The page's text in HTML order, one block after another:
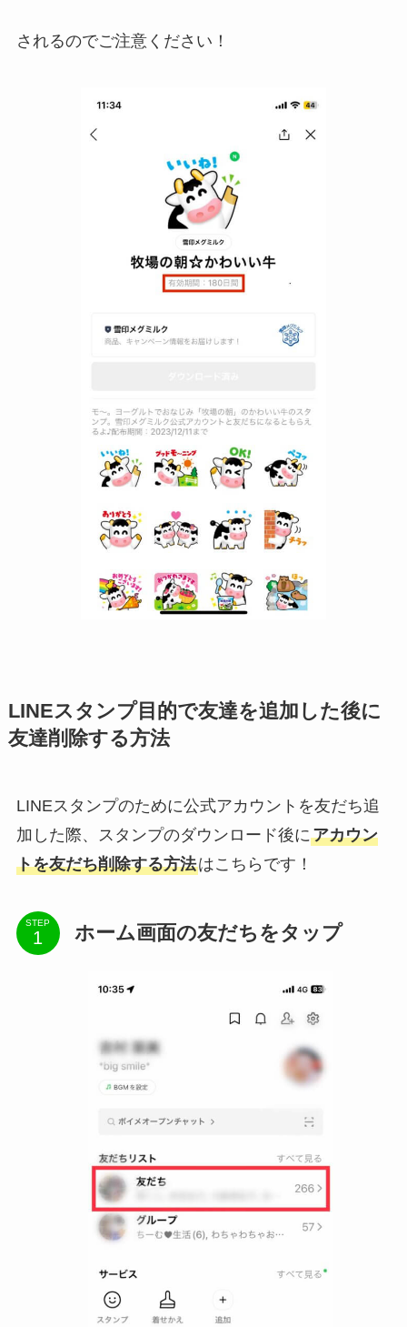
されるのでご注意ください！
LINEスタンプ目的で友達を追加した後に
友達削除する方法
LINEスタンプのために公式アカウントを友だち追
加した際、スタンプのダウンロード後にアカウン
トを友だち削除する方法はこちらです！
STEP ホーム画面の友だちをタップ